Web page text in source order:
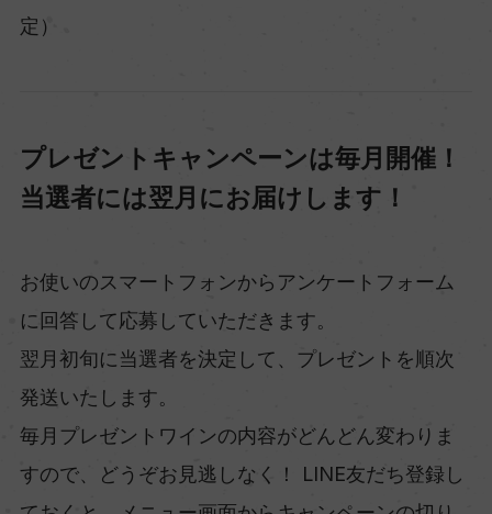
定）
プレゼントキャンペーンは毎月開催！
当選者には翌月にお届けします！
お使いのスマートフォンからアンケートフォーム
に回答して応募していただきます。
翌月初旬に当選者を決定して、プレゼントを順次
発送いたします。
毎月プレゼントワインの内容がどんどん変わりま
すので、どうぞお見逃しなく！ LINE友だち登録し